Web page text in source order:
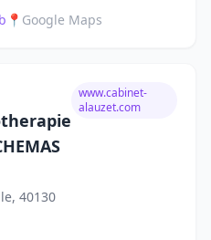
📍 Google Maps
40130
www.cabinet-
alauzet.com